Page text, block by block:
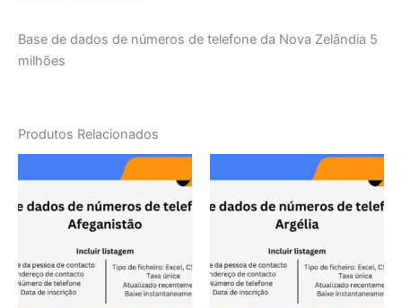
Base de dados de números de telefone da Nova Zelândia 5
milhões
Produtos Relacionados